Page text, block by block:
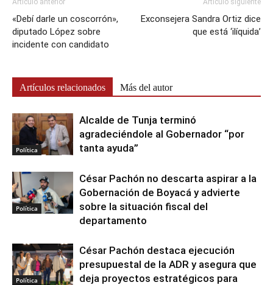
Artículo anterior
«Debí darle un coscorrón»,
diputado López sobre
incidente con candidato
Artículo siguiente
Exconsejera Sandra Ortiz dice
que está ‘ilíquida’
Artículos relacionados Más del autor
Política
Alcalde de Tunja terminó
agradeciéndole al Gobernador “por
tanta ayuda”
Política
César Pachón no descarta aspirar a la
Gobernación de Boyacá y advierte
sobre la situación fiscal del
departamento
Política
César Pachón destaca ejecución
presupuestal de la ADR y asegura que
deja proyectos estratégicos para